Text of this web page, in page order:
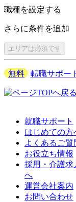
職種を設定する
さらに条件を追加
エリアは必須です
無料 転職サポー
就職サポート
はじめての方
よくあるご質
お役立ち情報
採用・介護求
へ
運営会社案内
お問い合わせ